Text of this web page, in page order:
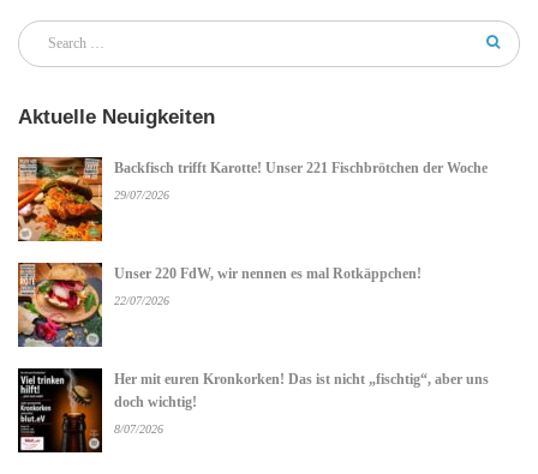
Aktuelle Neuigkeiten
Backfisch trifft Karotte! Unser 221 Fischbrötchen der Woche
29/07/2026
Unser 220 FdW, wir nennen es mal Rotkäppchen!
22/07/2026
Her mit euren Kronkorken! Das ist nicht „fischtig“, aber uns
doch wichtig!
8/07/2026